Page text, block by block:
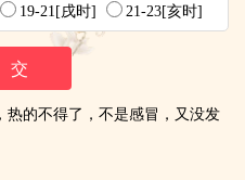
19-21[戌时] 21-23[亥时]
热的不得了，不是感冒，又没发